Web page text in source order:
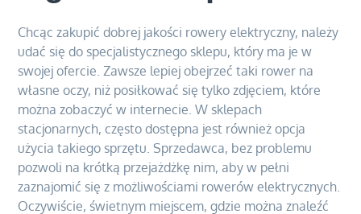
Chcąc zakupić dobrej jakości rowery elektryczny, należy
udać się do specjalistycznego sklepu, który ma je w
swojej ofercie. Zawsze lepiej obejrzeć taki rower na
własne oczy, niż posiłkować się tylko zdjęciem, które
można zobaczyć w internecie. W sklepach
stacjonarnych, często dostępna jest również opcja
użycia takiego sprzętu. Sprzedawca, bez problemu
pozwoli na krótką przejażdżkę nim, aby w pełni
zaznajomić się z możliwościami rowerów elektrycznych.
Oczywiście, świetnym miejscem, gdzie można znaleźć